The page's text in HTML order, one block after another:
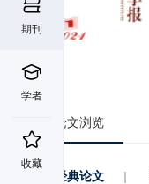
期刊
学者
收藏
论文浏览
经典论文 |